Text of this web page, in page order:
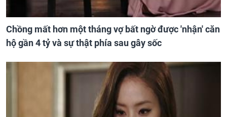
Chồng mất hơn một tháng vợ bất ngờ được 'nhận' căn
hộ gần 4 tỷ và sự thật phía sau gây sốc